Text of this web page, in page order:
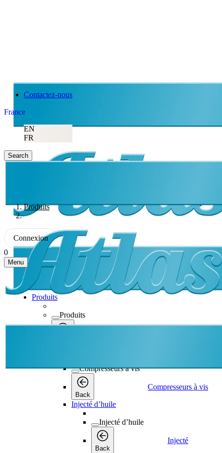
Contactez-nous
France
EN
FR
Search
Produits
Connexion
0
Menu
Produits
Produits
Compresseurs à vis
Back
Compresseurs à vis
Injecté d’huile
Injecté d’huile
Back
Injecté